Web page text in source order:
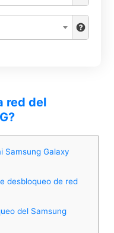
red del
Samsung Galaxy
desbloqueo de red
del Samsung